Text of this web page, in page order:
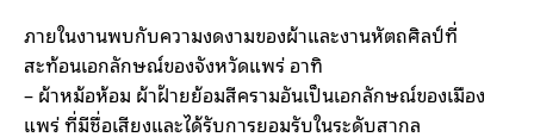
ภายในงานพบกับความงดงามของผ้าและงานหัตถศิลป์ที่
สะท้อนเอกลักษณ์ของจังหวัดแพร่ อาทิ
– ผ้าหม้อห้อม ผ้าฝ้ายย้อมสีครามอันเป็นเอกลักษณ์ของเมือง
แพร่ ที่มีชื่อเสียงและได้รับการยอมรับในระดับสากล